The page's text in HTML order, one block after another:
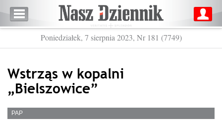
Poniedziałek, 7 sierpnia 2023, Nr 181 (7749)
Wstrząs w kopalni
„Bielszowice”
PAP